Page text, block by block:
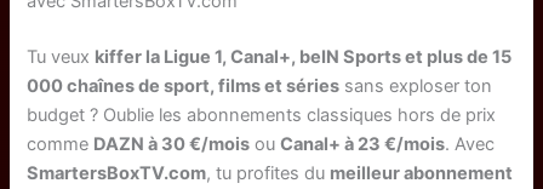
Tu veux kiffer la Ligue 1, Canal+, beIN Sports et plus de 15
000 chaînes de sport, films et séries sans exploser ton
budget ? Oublie les abonnements classiques hors de prix
comme DAZN à 30 €/mois ouCanal+ à 23 €/mois. Avec
SmartersBoxTV.com, tu profites du meilleur abonnement